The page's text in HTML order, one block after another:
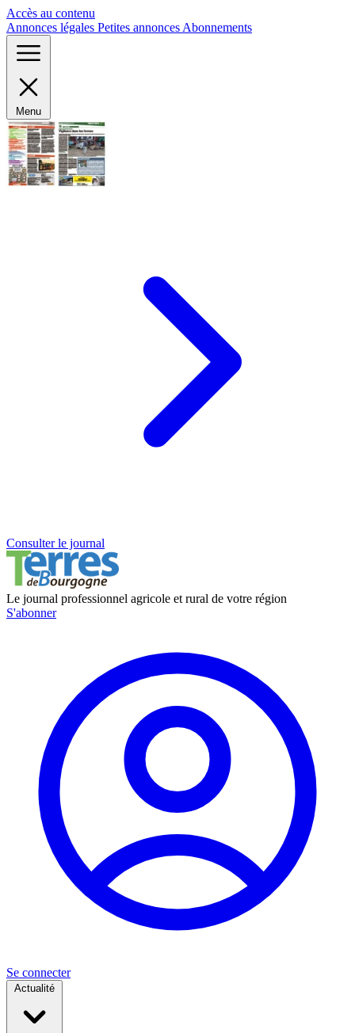
Accès au contenu
Annonces légales Petites annonces Abonnements
Menu
Consulter le journal
Le journal professionnel agricole et rural de votre région
S'abonner
Se connecter
Actualité
Panneau de gestion des cookies